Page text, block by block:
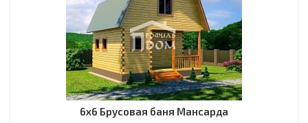
6х6 Брусовая баня Мансарда